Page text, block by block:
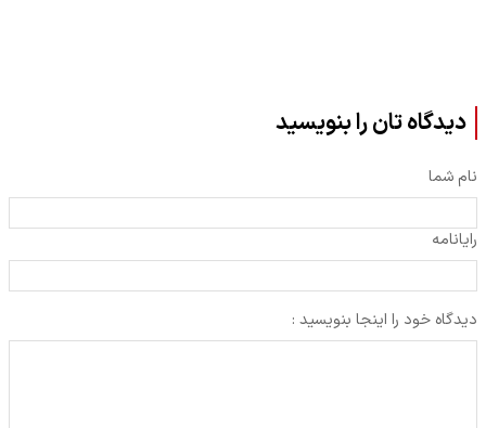
دیدگاه تان را بنویسید
نام شما
رایانامه
دیدگاه خود را اینجا بنویسید :